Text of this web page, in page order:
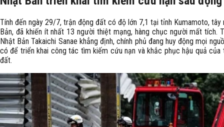
Tính đến ngày 29/7, trận động đất có độ lớn 7,1 tại tỉnh Kumamoto, tây
Bản, đã khiến ít nhất 13 người thiệt mạng, hàng chục người mất tích.
Nhật Bản Takaichi Sanae khẳng định, chính phủ đang huy động mọi
có để triển khai công tác tìm kiếm cứu nạn và khắc phục hậu quả của
đất.